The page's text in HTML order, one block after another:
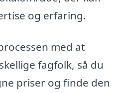
og erfaring.
med at
fagfolk, så du
priser og finde den